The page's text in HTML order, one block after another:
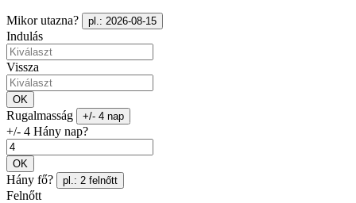
Mikor utazna? pl.: 2026-08-15
Indulás
Vissza
OK
Rugalmasság +/- 4 nap
+/- 4 Hány nap?
OK
Hány fő? pl.: 2 felnőtt
Felnőtt